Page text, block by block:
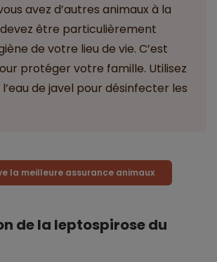
avez d’autres animaux à la
devez être particulièrement
de votre lieu de vie. C’est
protéger votre famille. Utilisez
de javel pour désinfecter les
la meilleure assurance animaux
de la leptospirose du